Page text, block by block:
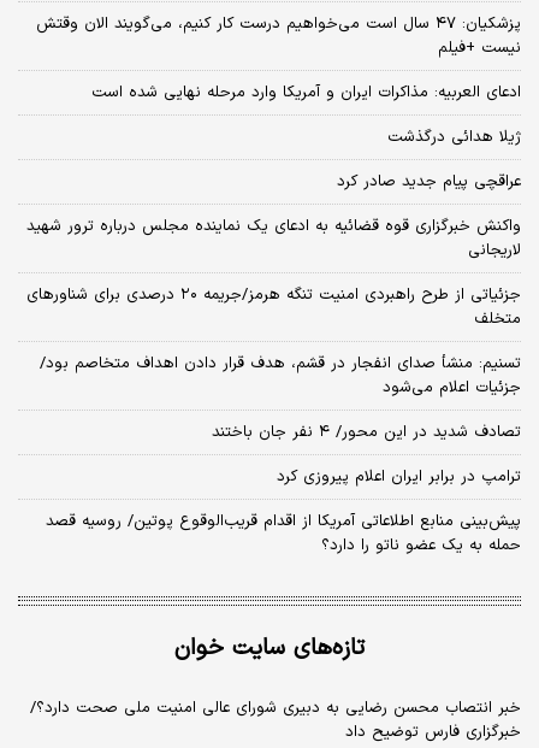
پزشکیان: ۴۷ سال است می‌خواهیم درست کار کنیم، می‌گویند الان وقتش
نیست +فیلم
ادعای العربیه: مذاکرات ایران و آمریکا وارد مرحله نهایی شده است
ژیلا هدائی درگذشت
عراقچی پیام جدید صادر کرد
واکنش خبرگزاری قوه قضائیه به ادعای یک نماینده مجلس درباره ترور شهید
لاریجانی
جزئیاتی از طرح راهبردی امنیت تنگه هرمز/جریمه ۲۰ درصدی برای شناورهای
متخلف
تسنیم: منشأ صدای انفجار در قشم، هدف قرار دادن اهداف متخاصم بود/
جزئیات اعلام می‌شود
تصادف شدید در این محور/ ۴ نفر جان باختند
ترامپ در برابر ایران اعلام پیروزی کرد
پیش‌بینی منابع اطلاعاتی آمریکا از اقدام قریب‌الوقوع پوتین/ روسیه قصد
حمله به یک عضو ناتو را دارد؟
تازه‌های سایت خوان
خبر انتصاب محسن رضایی به دبیری شورای عالی امنیت ملی صحت دارد؟/
خبرگزاری فارس توضیح داد